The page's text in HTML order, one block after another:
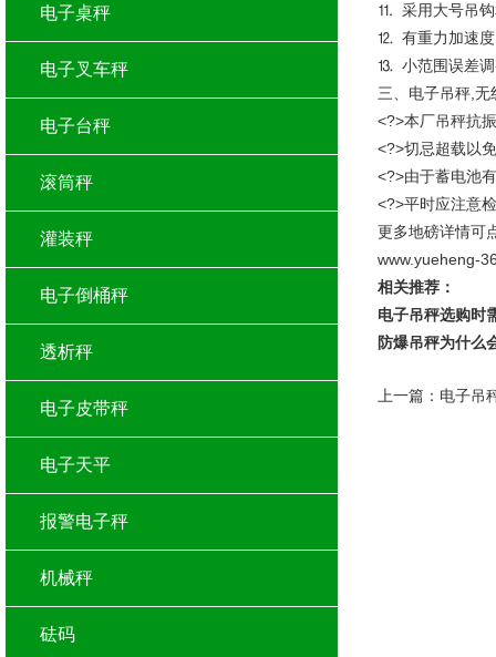
⒒ 采用大号吊钩
⒓ 有重力加速度
⒔ 小范围误差调
三、电子吊秤,
<?>本厂吊秤抗
<?>切忌超载以
<?>由于蓄电池
<?>平时应注意
更多地磅详情可
www.yueheng-
相关推荐：
电子吊秤选购时
防爆吊秤为什么
上一篇： 电子吊
电子桌秤
电子叉车秤
电子台秤
滚筒秤
灌装秤
电子倒桶秤
透析秤
电子皮带秤
电子天平
报警电子秤
机械秤
砝码